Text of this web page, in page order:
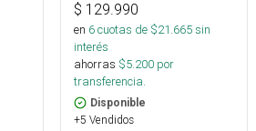
$ 129.990
en 6cuotas de $21.665sin
interés
ahorras $5.200 por
transferencia.
Disponible
+5 Vendidos